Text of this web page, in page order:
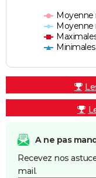
Moyenne
Moyenne
A ne pas
Recevez nos
mail.